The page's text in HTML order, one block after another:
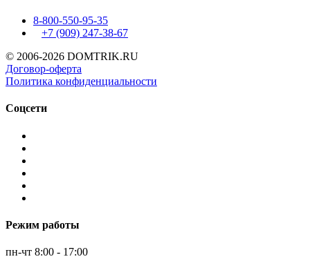
8-800-550-95-35
+7 (909) 247-38-67
© 2006-2026 DOMTRIK.RU
Договор-оферта
Политика конфиденциальности
Соцсети
Режим работы
пн-чт 8:00 - 17:00